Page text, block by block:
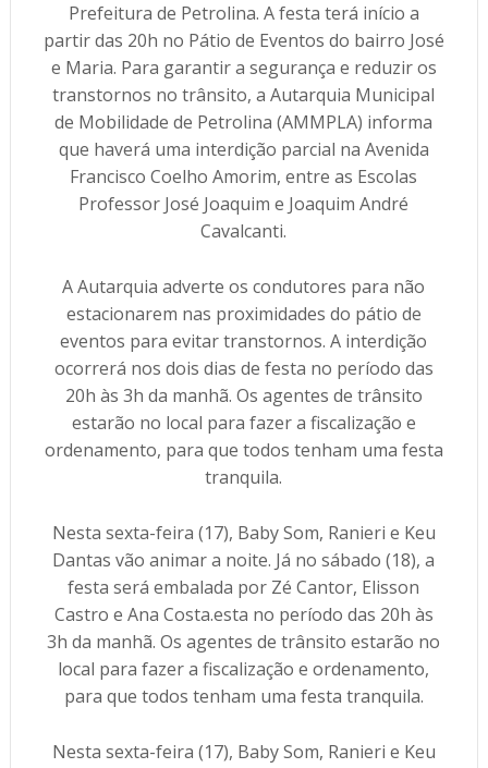
Prefeitura de Petrolina. A festa terá início a
partir das 20h no Pátio de Eventos do bairro José
e Maria. Para garantir a segurança e reduzir os
transtornos no trânsito, a Autarquia Municipal
de Mobilidade de Petrolina (AMMPLA) informa
que haverá uma interdição parcial na Avenida
Francisco Coelho Amorim, entre as Escolas
Professor José Joaquim e Joaquim André
Cavalcanti.
A Autarquia adverte os condutores para não
estacionarem nas proximidades do pátio de
eventos para evitar transtornos. A interdição
ocorrerá nos dois dias de festa no período das
20h às 3h da manhã. Os agentes de trânsito
estarão no local para fazer a fiscalização e
ordenamento, para que todos tenham uma festa
tranquila.
Nesta sexta-feira (17), Baby Som, Ranieri e Keu
Dantas vão animar a noite. Já no sábado (18), a
festa será embalada por Zé Cantor, Elisson
Castro e Ana Costa.esta no período das 20h às
3h da manhã. Os agentes de trânsito estarão no
local para fazer a fiscalização e ordenamento,
para que todos tenham uma festa tranquila.
Nesta sexta-feira (17), Baby Som, Ranieri e Keu